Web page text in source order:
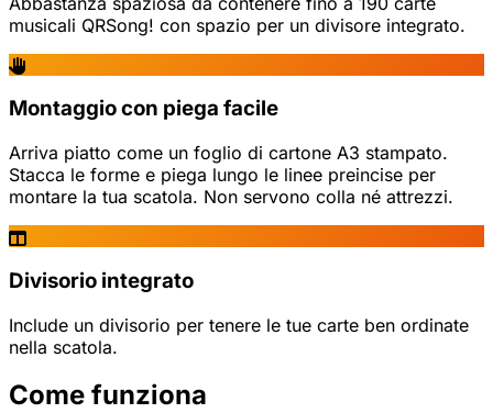
musicali QRSong! con spazio per un divisore integrato.
Montaggio con piega facile
Arriva piatto come un foglio di cartone A3 stampato.
Stacca le forme e piega lungo le linee preincise per
montare la tua scatola. Non servono colla né attrezzi.
Divisorio integrato
Include un divisorio per tenere le tue carte ben ordinate
nella scatola.
Come funziona